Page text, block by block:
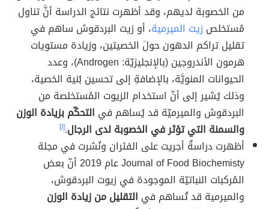
من الخصوبة لديهم، وقد أظهرت نتائج الدراسة أنَّ تناول
مُستخلص زيت الميرمية، أو زيت البردقوش ساهم في
تقليل تراكم الدهون حولَ الخصيتين، وزيادة مستويات
هرمون الأندروجين (بالإنجليزيّة: Androgen)، وعدد
الحيوانات المنويَّة، بالإضافةِ إلى تحسين بُنية الخصية،
وذلك يُشير إلى أنّ استخدام الزيوت المُستخلصة من
البردقوش والميرميّة قد يُساهم في التحكّم بزيادة الوزن
والسمنة التي تؤثر في الخصوبة لدى الرجال.[١]
أظهرت دراسةٌ أجريت على الفئران ونُشرت في مجلة
Journal of Food Biochemisty عام 2019 أنّ بعض
المُركبات النباتيّة الموجودة في زيوت البردقوش،
والميرمية قد تُساهم في التقليل من زيادة الوزن